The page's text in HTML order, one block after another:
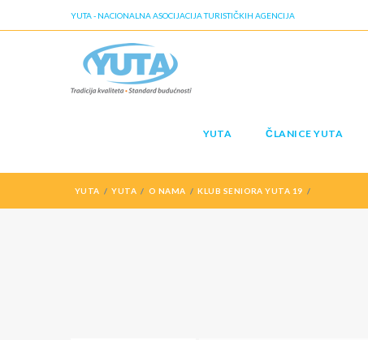
YUTA - NACIONALNA ASOCIJACIJA TURISTIČKIH AGENCIJA
YUTA ČLANICE YUTA
YUTA YUTA O NAMA KLUB SENIORA YUTA 19